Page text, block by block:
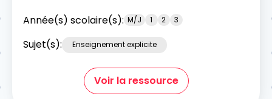
Année(s) scolaire(s): M/J 1 2 3
Sujet(s): Enseignement explicite
Voir la ressource